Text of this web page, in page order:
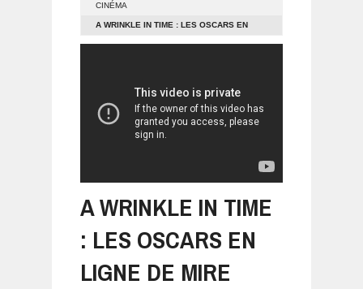
CINÉMA
A WRINKLE IN TIME : LES OSCARS EN
LIGNE DE MIRE
A WRINKLE IN TIME
: LES OSCARS EN
LIGNE DE MIRE